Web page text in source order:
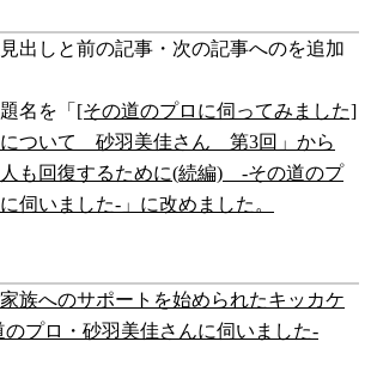
見出しと前の記事・次の記事へのを追加
名を「 [その道のプロに伺ってみました]
について 砂羽美佳さん 第3回」から
人も回復するために(続編) -その道のプ
伺いました-」に改めました。
族へのサポートを始められたキッカケ
プロ・砂羽美佳さんに伺いました-